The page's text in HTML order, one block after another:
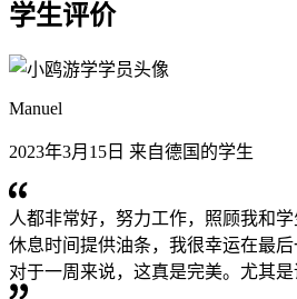
学生评价
Manuel
2023年3月15日 来自德国的学生
人都非常好，努力工作，照顾我和
休息时间提供油条，我很幸运在最后
对于一周来说，这真是完美。尤其是